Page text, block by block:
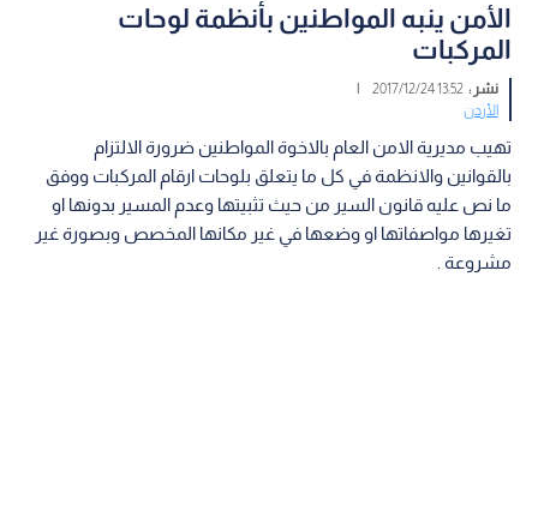
الأمن ينبه المواطنين بأنظمة لوحات
المركبات
نشر :13:52 2017/12/24
|
الأردن
تهيب مديرية الامن العام بالاخوة المواطنين ضرورة الالتزام
بالقوانين والانظمة في كل ما يتعلق بلوحات ارقام المركبات ووفق
ما نص عليه قانون السير من حيث تثبيتها وعدم المسير بدونها او
تغيرها مواصفاتها او وضعها في غير مكانها المخصص وبصورة غير
مشروعة .